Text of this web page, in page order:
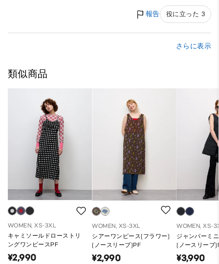
報告 役に立った 3
さらに表示
類似商品
WOMEN, XS-3XL
キャミソールドローストリ
ングワンピースPF
¥2,990
WOMEN, XS-3XL
シアーワンピース(フラワー)
(ノースリーブ)PF
¥2,990
WOMEN, XS-
ジャンパーミ
(ノースリーブ
¥3,990